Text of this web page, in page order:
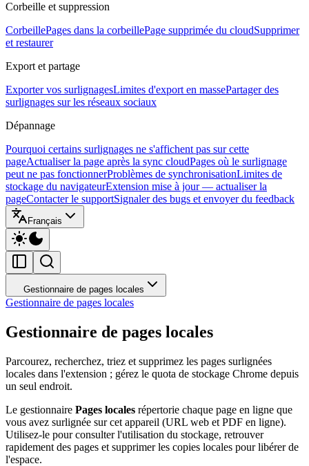
Corbeille et suppression
CorbeillePages dans la corbeillePage supprimée du cloudSupprimer
et restaurer
Export et partage
Exporter vos surlignagesLimites d'export en massePartager des
surlignages sur les réseaux sociaux
Dépannage
Pourquoi certains surlignages ne s'affichent pas sur cette
pageActualiser la page après la sync cloudPages où le surlignage
peut ne pas fonctionnerProblèmes de synchronisationLimites de
stockage du navigateurExtension mise à jour — actualiser la
pageContacter le supportSignaler des bugs et envoyer du feedback
Français
Gestionnaire de pages locales
Gestionnaire de pages locales
Gestionnaire de pages locales
Parcourez, recherchez, triez et supprimez les pages surlignées
locales dans l'extension ; gérez le quota de stockage Chrome depuis
un seul endroit.
Le gestionnaire Pages locales répertorie chaque page en ligne que
vous avez surlignée sur cet appareil (URL web et PDF en ligne).
Utilisez-le pour consulter l'utilisation du stockage, retrouver
rapidement des pages et supprimer les copies locales pour libérer de
l'espace.